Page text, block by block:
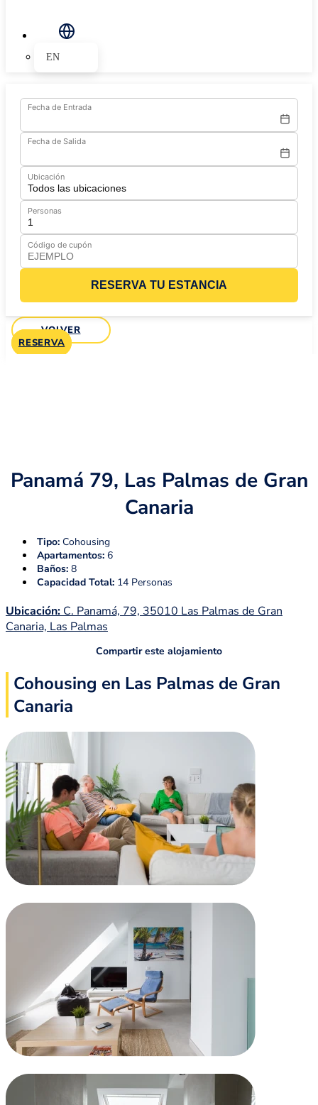
EN
Fecha de Entrada
Fecha de Salida
Ubicación
Personas
Código de cupón
RESERVA TU ESTANCIA
VOLVER
RESERVA
Panamá 79, Las Palmas de Gran
Canaria
Tipo: Cohousing
Apartamentos: 6
Baños: 8
Capacidad Total: 14 Personas
Ubicación: C. Panamá, 79, 35010 Las Palmas de Gran
Canaria, Las Palmas
Compartir este alojamiento
Cohousing en Las Palmas de Gran
Canaria